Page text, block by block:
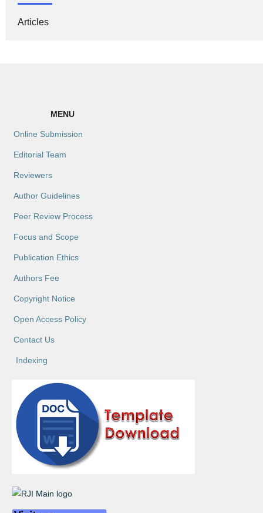
Articles
MENU
Online Submission
Editorial Team
Reviewers
Author Guidelines
Peer Review Process
Focus and Scope
Publication Ethics
Authors Fee
Copyright Notice
Open Access Policy
Contact Us
Indexing